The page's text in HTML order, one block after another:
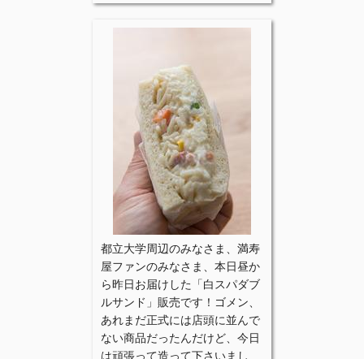
都立大学周辺のみなさま、満寿
屋ファンのみなさま、本日昼か
ら昨日お届けした「白スパダブ
ルサンド」販売です！ゴメン、
あれまだ正式には店頭に並んで
ない商品だったんだけど、今日
は頑張って造って下さいまし